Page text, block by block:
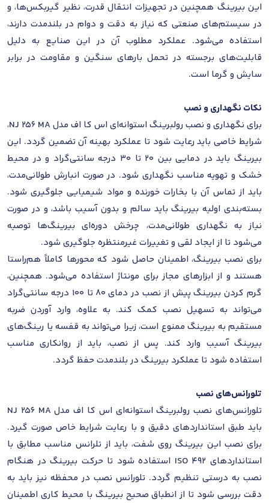
این بیرینگ همچنین در تجهیزات انتقال قدرت، نظیر گیربکس‌ها، و
در سیستم‌های صنعتی که نیاز به دقت و دوام در بلندمدت دارند،
استفاده می‌شود. عملکرد مطلوب آن در این صنایع به دلیل
قابلیت‌های برجسته در تحمل بارهای سنگین و مقاومت در برابر
سایش و گرما است.
نکات نگهداری و نصب
برای نگهداری و نصب رولبرینگ استوانه‌ای اس کا اف مدل NJ 256 MA،
شرایط خاصی باید رعایت شود تا عملکرد بهینه آن تضمین گردد. این
بیرینگ باید در دمایی بین 20 تا 30 درجه سانتی‌گراد و در محیط
خشک و تهویه مناسب نگهداری شود. در صورت انبارش طولانی‌مدت،
باید از تماس آن با بخارات خورنده و مواد شیمیایی جلوگیری شود.
بسته‌بندی اولیه بیرینگ باید سالم و بدون آسیب باشد، و در صورت
نیاز به نگهداری طولانی‌مدت، چرخش دوره‌ای بیرینگ‌ها توصیه
می‌شود تا از ایجاد لقی و تغییرات غیرمنتظره جلوگیری شود.
برای نصب بیرینگ، اطمینان حاصل شود که محورها کاملاً هم‌راستا
هستند و از ابزارهای مجاز برای مونتاژ استفاده می‌شود. همچنین،
گرم کردن بیرینگ پیش از نصب در دمای 80 تا 100 درجه سانتی‌گراد
می‌تواند به تسهیل نصب کمک کند. به علاوه، وارد آوردن ضربه
مستقیم به بیرینگ ممنوع است، زیرا می‌تواند به قفسه یا رینگ‌های
بیرینگ آسیب وارد کند. پس از نصب، باید از روانکاری مناسب
استفاده شود تا عملکرد بیرینگ در بلندمدت حفظ گردد.
تلورانس‌های نصب
تلورانس‌های نصب رولبرینگ استوانه‌ای اس کا اف مدل NJ 256 MA
باید طبق استانداردهای دقیق و با رعایت شرایط خاص صورت گیرد.
برای نصب این بیرینگ روی شفت، باید از تلرانس مناسب مطابق با
استانداردهای ISO 492 استفاده شود تا حرکت بیرینگ در هنگام
نصب به درستی تنظیم گردد. تلورانس نصب در محفظه نیز باید به
دقت بررسی شود تا از انطباق صحیح بیرینگ با محیط کاری اطمینان